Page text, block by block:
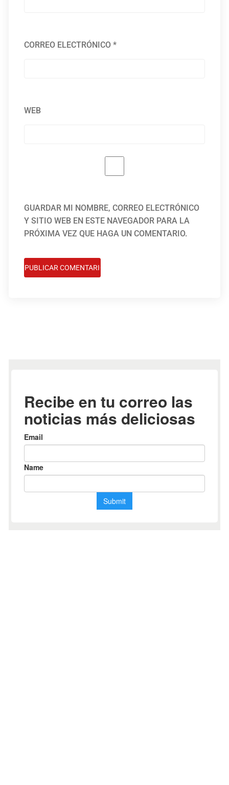
CORREO ELECTRÓNICO*
WEB
GUARDAR MI NOMBRE, CORREO ELECTRÓNICO
Y SITIO WEB EN ESTE NAVEGADOR PARA LA
PRÓXIMA VEZ QUE HAGA UN COMENTARIO.